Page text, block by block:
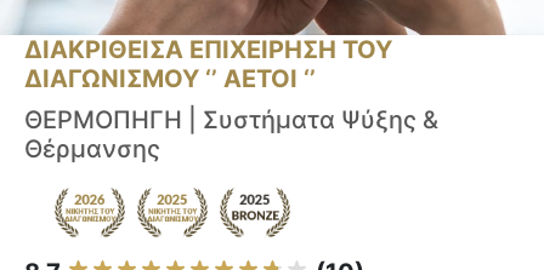
ΔΙΑΚΡΙΘΕΙΣΑ ΕΠΙΧΕΙΡΗΣΗ ΤΟΥ
ΔΙΑΓΩΝΙΣΜΟΥ ‘’ ΑΕΤΟΙ ‘’
ΘΕΡΜΟΠΗΓΗ | Συστήματα Ψύξης &
Θέρμανσης